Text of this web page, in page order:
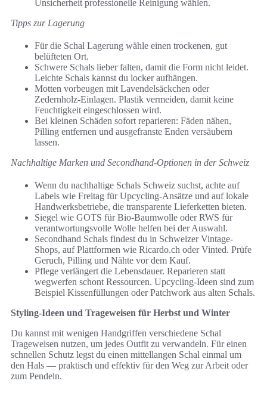
Unsicherheit professionelle Reinigung wählen.
Tipps zur Lagerung
Für die Schal Lagerung wähle einen trockenen, gut
belüfteten Ort.
Schwere Schals lieber falten, damit die Form nicht leidet.
Leichte Schals kannst du locker aufhängen.
Motten vorbeugen mit Lavendelsäckchen oder
Zedernholz-Einlagen. Plastik vermeiden, damit keine
Feuchtigkeit eingeschlossen wird.
Bei kleinen Schäden sofort reparieren: Fäden nähen,
Pilling entfernen und ausgefranste Enden versäubern
lassen.
Nachhaltige Marken und Secondhand-Optionen in der Schweiz
Wenn du nachhaltige Schals Schweiz suchst, achte auf
Labels wie Freitag für Upcycling-Ansätze und auf lokale
Handwerksbetriebe, die transparente Lieferketten bieten.
Siegel wie GOTS für Bio-Baumwolle oder RWS für
verantwortungsvolle Wolle helfen bei der Auswahl.
Secondhand Schals findest du in Schweizer Vintage-
Shops, auf Plattformen wie Ricardo.ch oder Vinted. Prüfe
Geruch, Pilling und Nähte vor dem Kauf.
Pflege verlängert die Lebensdauer. Reparieren statt
wegwerfen schont Ressourcen. Upcycling-Ideen sind zum
Beispiel Kissenfüllungen oder Patchwork aus alten Schals.
Styling-Ideen und Trageweisen für Herbst und Winter
Du kannst mit wenigen Handgriffen verschiedene Schal
Trageweisen nutzen, um jedes Outfit zu verwandeln. Für einen
schnellen Schutz legst du einen mittellangen Schal einmal um
den Hals — praktisch und effektiv für den Weg zur Arbeit oder
zum Pendeln.